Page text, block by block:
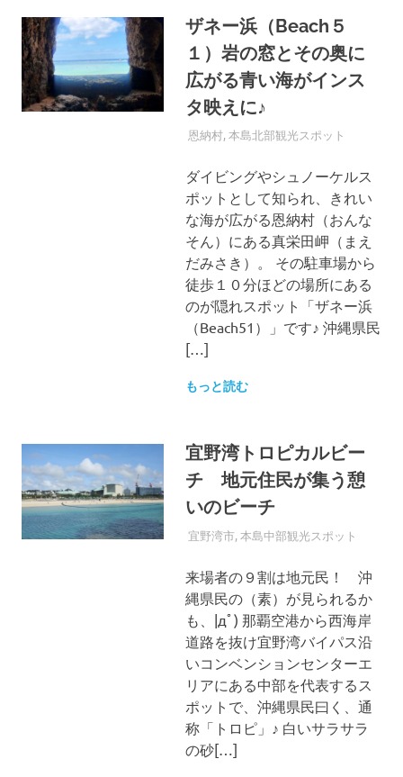
ザネー浜（Beach５
１）岩の窓とその奥に
広がる青い海がインス
タ映えに♪
2021年9月9日
MANATSU_UBARI
恩納村,本島北部観光スポット
ダイビングやシュノーケルス
ポットとして知られ、きれい
な海が広がる恩納村（おんな
そん）にある真栄田岬（まえ
だみさき）。 その駐車場から
徒歩１０分ほどの場所にある
のが隠れスポット「ザネー浜
（Beach51）」です♪ 沖縄県民
[…]
もっと読む
宜野湾トロピカルビー
チ 地元住民が集う憩
いのビーチ
2021年9月8日
MANATSU_UBARI
宜野湾市,本島中部観光スポット
来場者の９割は地元民！ 沖
縄県民の（素）が見られるか
も、|дﾟ) 那覇空港から西海岸
道路を抜け宜野湾バイパス沿
いコンベンションセンターエ
リアにある中部を代表するス
ポットで、沖縄県民曰く、通
称「トロピ」♪ 白いサラサラ
の砂[…]